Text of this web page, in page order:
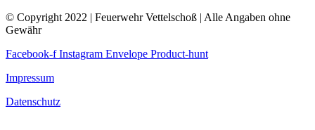
© Copyright 2022 | Feuerwehr Vettelschoß | Alle Angaben ohne
Gewähr
Facebook-f Instagram Envelope Product-hunt
Impressum
Datenschutz